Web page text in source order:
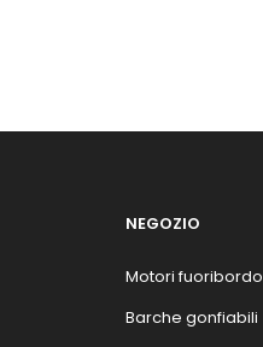
NEGOZIO
Motori fuoribordo
Barche gonfiabili